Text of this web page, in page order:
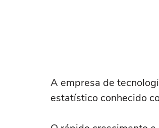
A empresa de
estatístico conhecido